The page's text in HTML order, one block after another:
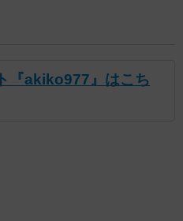
『akiko977』はこち